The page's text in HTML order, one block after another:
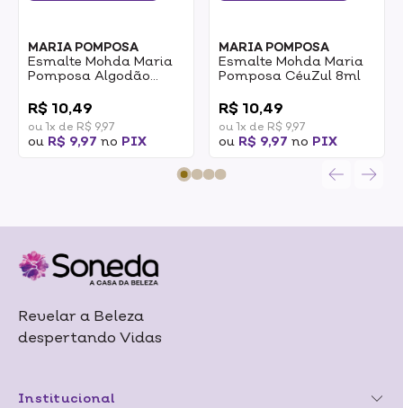
MARIA POMPOSA
Esmalte Mohda Maria
Pomposa Algodão
R$ 10,49
ou 1x de R$ 9,97
ou R$ 9,97 no PIX
MARIA POMPOSA
Esmalte Mohda Maria
Pomposa CéuZul 8ml
R$ 10,49
ou 1x de R$ 9,97
ou R$ 9,97 no PIX
Revelar a Beleza
despertando Vidas
Institucional